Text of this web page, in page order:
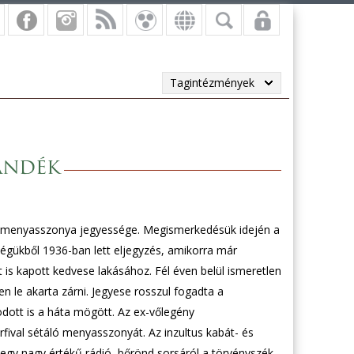
Tagintézmények
jegyessége. Megismerkedésük idején a
1936-ban lett eljegyzés, amikorra már
kapott kedvese lakásához. Fél éven belül ismeretlen
le akarta zárni. Jegyese rosszul fogadta a
is a háta mögött. Az ex-vőlegény
sétáló menyasszonyát. Az inzultus kabát- és